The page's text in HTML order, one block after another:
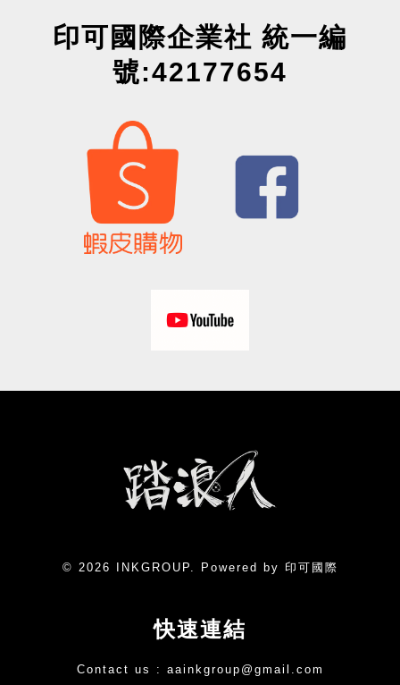
印可國際企業社 統一編
號:42177654
© 2026 INKGROUP. Powered by 印可國際
快速連結
Contact us : aainkgroup@gmail.com